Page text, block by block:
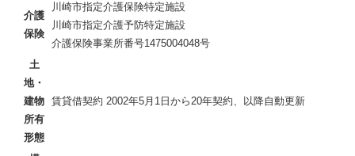
介護
保険
川崎市指定介護保険特定施設
川崎市指定介護予防特定施設
介護保険事業所番号1475004048号
土
地・
建物
所有
形態
賃貸借契約 2002年5月1日から20年契約、以降自動更新